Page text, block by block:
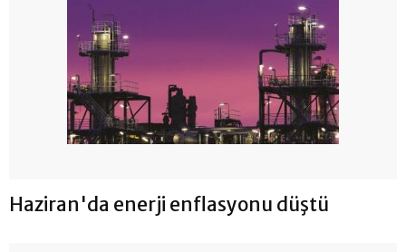
Haziran'da enerji enflasyonu düştü